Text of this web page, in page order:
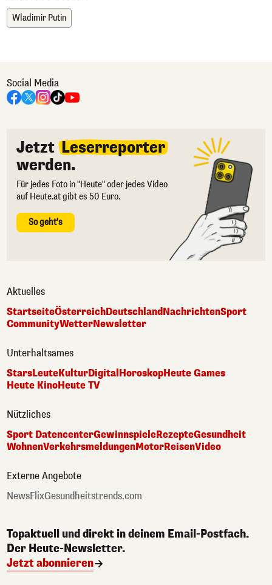
Wladimir Putin
Social Media
Jetzt Leserreporter
werden.
Für jedes Foto in "Heute" oder jedes Video
auf Heute.at gibt es 50 Euro.
So geht's
Aktuelles
StartseiteÖsterreichDeutschlandNachrichtenSport
CommunityWetterNewsletter
Unterhaltsames
StarsLeuteKulturDigitalHoroskopHeute Games
Heute KinoHeute TV
Nützliches
Sport DatencenterGewinnspieleRezepteGesundheit
WohnenVerkehrsmeldungenMotorReisenVideo
Externe Angebote
NewsFlixGesundheitstrends.com
Topaktuell und direkt in deinem Email-Postfach.
Der Heute-Newsletter.
Jetzt abonnieren